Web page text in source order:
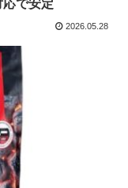
で安定
2026.05.28